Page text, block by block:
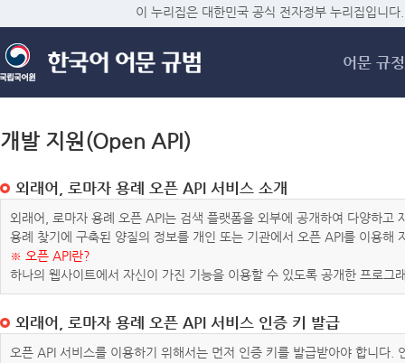
메
이 누리집은 대한민국 공식 전자정부 누리집입니다.
어문 규정
개발 지원(Open API)
외래어, 로마자 용례 오픈 API 서비스 소개
외래어, 로마자 용례 오픈 API는 검색 플랫폼을 외부에 공개하여 다양하
용례 찾기에 구축된 양질의 정보를 개인 또는 기관에서 오픈 API를 이용해
※ 오픈 API란?
하나의 웹사이트에서 자신이 가진 기능을 이용할 수 있도록 공개한 프로그
외래어, 로마자 용례 오픈 API 서비스 인증 키 발급
오픈 API 서비스를 이용하기 위해서는 먼저 인증 키를 발급받아야 합니다